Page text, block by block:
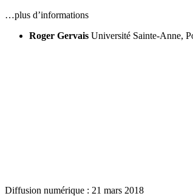
…plus d’informations
Roger Gervais Université Sainte-Anne,
Diffusion numérique : 21 mars 2018